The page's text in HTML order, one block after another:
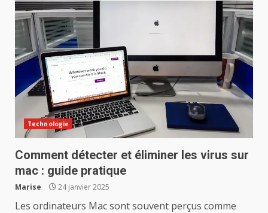
Technologie
Comment détecter et éliminer les virus sur
mac : guide pratique
Marise 24 janvier 2025
Les ordinateurs Mac sont souvent perçus comme